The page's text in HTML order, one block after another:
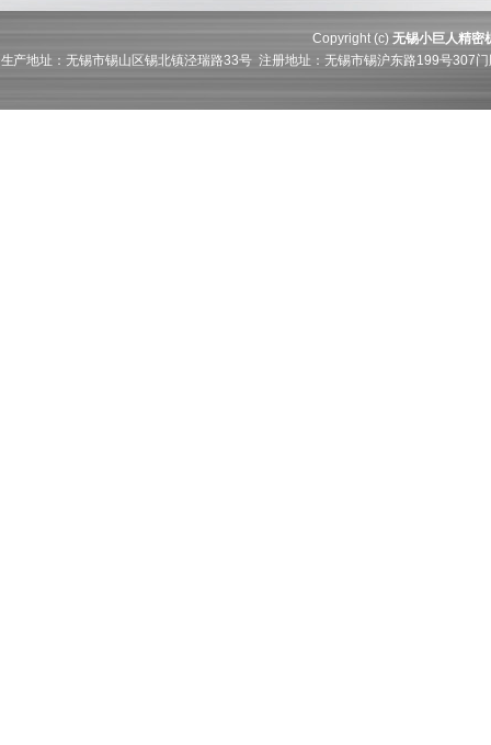
Copyright (c)无锡小巨人精密
生产地址：无锡市锡山区锡北镇泾瑞路33号 注册地址：无锡市锡沪东路199号